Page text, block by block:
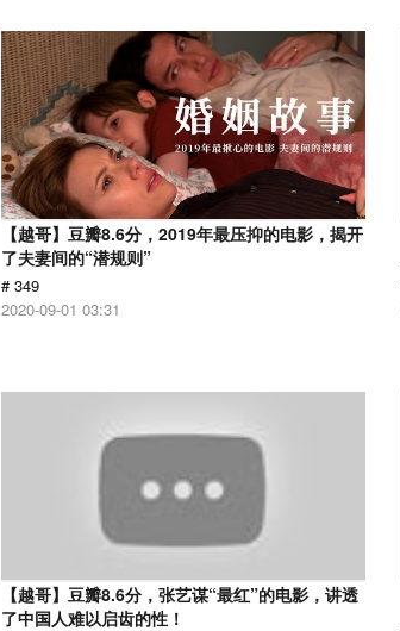
【越哥】豆瓣8.6分，2019年最压抑的电影，揭开
了夫妻间的“潜规则”
# 349
2020-09-01 03:31
【越哥】豆瓣8.6分，张艺谋“最红”的电影，讲透
了中国人难以启齿的性！